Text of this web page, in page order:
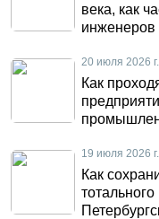
века, как
инженеров
20 июля 2026
Как
19 июля 2026
Как